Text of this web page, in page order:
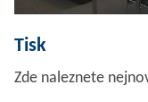
Tisk
Zde naleznete